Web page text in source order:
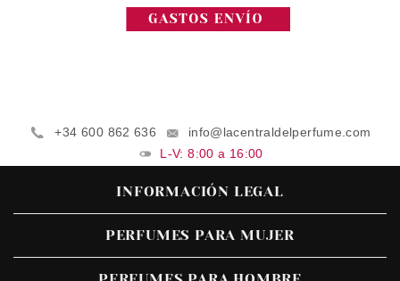
+34 600 862 636
info@lacentraldelperfume.com
L-V: 8:00 a 16:00
INFORMACIÓN LEGAL
PERFUMES PARA MUJER